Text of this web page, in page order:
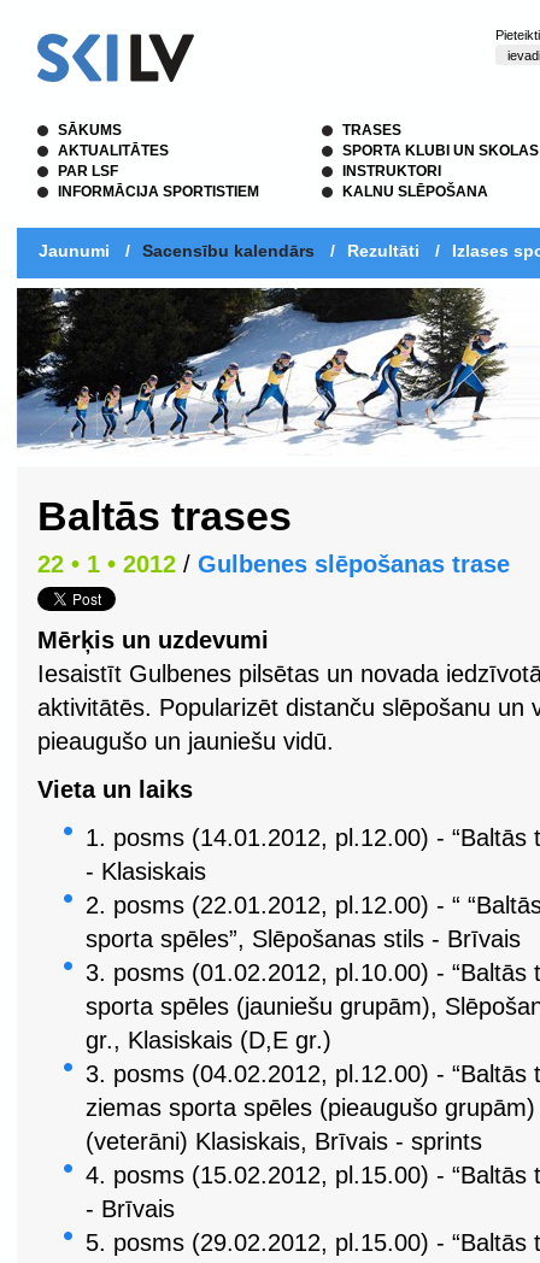
SĀKUMS
AKTUALITĀTES
PAR LSF
INFORMĀCIJA SPORTISTIEM
TRASES
SPORTA KLUBI UN SKOLAS
INSTRUKTORI
KALNU SLĒPOŠANA
Jaunumi / Sacensību kalendārs / Rezultāti / Izlases
Baltās trases
22 • 1 • 2012 / Gulbenes slēpošanas trase
Mērķis un uzdevumi
Iesaistīt Gulbenes pilsētas un novada
aktivitātēs. Popularizēt distanču slēpošanu un
pieaugušo un jauniešu vidū.
Vieta un laiks
1. posms (14.01.2012, pl.12.00) - “Baltās
- Klasiskais
2. posms (22.01.2012, pl.12.00) - “
sporta spēles”, Slēpošanas stils - Brīvais
3. posms (01.02.2012, pl.10.00) - “Baltās
sporta spēles (jauniešu grupām),
gr., Klasiskais (D,E gr.)
3. posms (04.02.2012, pl.12.00) - “Baltās
ziemas sporta spēles (pieaugušo
(veterāni) Klasiskais, Brīvais - sprints
4. posms (15.02.2012, pl.15.00) - “Baltās
- Brīvais
5. posms (29.02.2012, pl.15.00) - “Baltās